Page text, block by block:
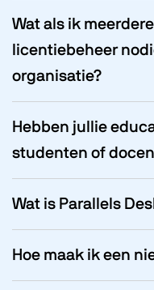
Wat als ik
licentiebeheer
organisatie?
Hebben jullie
studenten of
Wat is Parallels
Hoe maak ik een